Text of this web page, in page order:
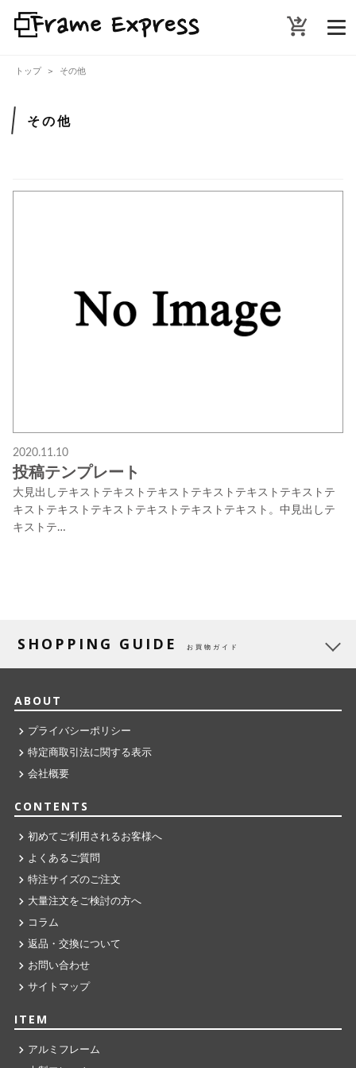
shopping_cart_checkout
トップ その他
その他
2020.11.10
投稿テンプレート
大見出しテキストテキストテキストテキストテキストテキストテ
キストテキストテキストテキストテキストテキスト。中見出しテ
キストテ…
SHOPPING GUIDE お買物ガイド
ABOUT
プライバシーポリシー
特定商取引法に関する表示
会社概要
CONTENTS
初めてご利用されるお客様へ
よくあるご質問
特注サイズのご注文
大量注文をご検討の方へ
コラム
返品・交換について
お問い合わせ
サイトマップ
ITEM
アルミフレーム